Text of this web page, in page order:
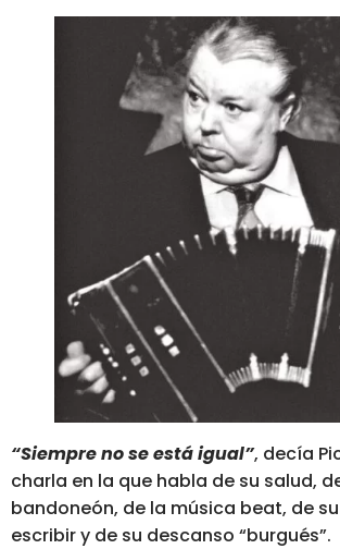
“Siempre no se está igual”, decía
charla en la que habla de su salud,
bandoneón, de la música beat, de
escribir y de su descanso “burgués”.